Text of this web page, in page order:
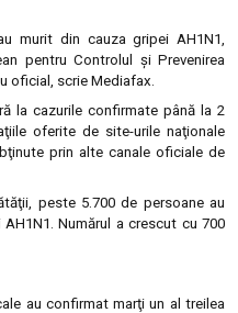
murit din cauza gripei AH1N1,
pentru Controlul şi Prevenirea
oficial, scrie Mediafax.
la cazurile confirmate până la 2
oferite de site-urile naţionale
prin alte canale oficiale de
peste 5.700 de persoane au
Numărul a crescut cu 700
au confirmat marţi un al treilea